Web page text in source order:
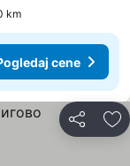
km
cene
Deli